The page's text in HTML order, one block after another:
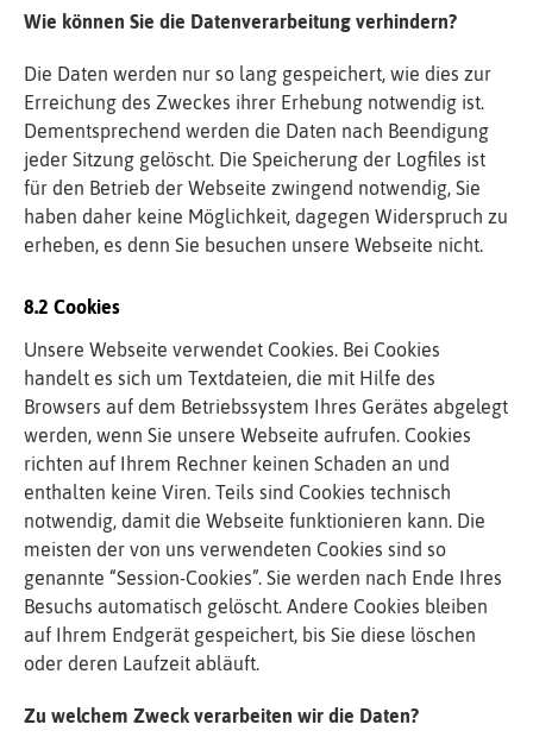
Wie können Sie die Datenverarbeitung verhindern?
Die Daten werden nur so lang gespeichert, wie dies zur
Erreichung des Zweckes ihrer Erhebung notwendig ist.
Dementsprechend werden die Daten nach Beendigung
jeder Sitzung gelöscht. Die Speicherung der Logfiles ist
für den Betrieb der Webseite zwingend notwendig, Sie
haben daher keine Möglichkeit, dagegen Widerspruch zu
erheben, es denn Sie besuchen unsere Webseite nicht.
Cookies
Unsere Webseite verwendet Cookies. Bei Cookies
handelt es sich um Textdateien, die mit Hilfe des
Browsers auf dem Betriebssystem Ihres Gerätes abgelegt
werden, wenn Sie unsere Webseite aufrufen. Cookies
richten auf Ihrem Rechner keinen Schaden an und
enthalten keine Viren. Teils sind Cookies technisch
notwendig, damit die Webseite funktionieren kann. Die
meisten der von uns verwendeten Cookies sind so
genannte “Session-Cookies”. Sie werden nach Ende Ihres
Besuchs automatisch gelöscht. Andere Cookies bleiben
auf Ihrem Endgerät gespeichert, bis Sie diese löschen
oder deren Laufzeit abläuft.
Zu welchem Zweck verarbeiten wir die Daten?